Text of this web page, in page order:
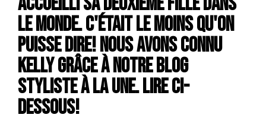
le monde. C'était le moins qu'on
puisse dire! Nous avons connu
Kelly grâce à notre blog
Styliste à la une. Lire ci-
dessous!